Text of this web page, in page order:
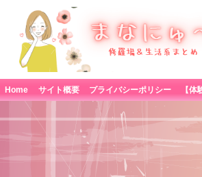
Home サイト概要 プライバシーポリシー